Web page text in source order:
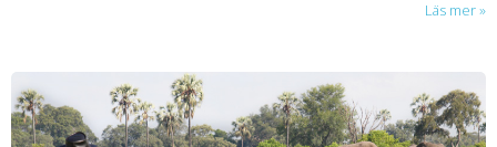
Läs mer